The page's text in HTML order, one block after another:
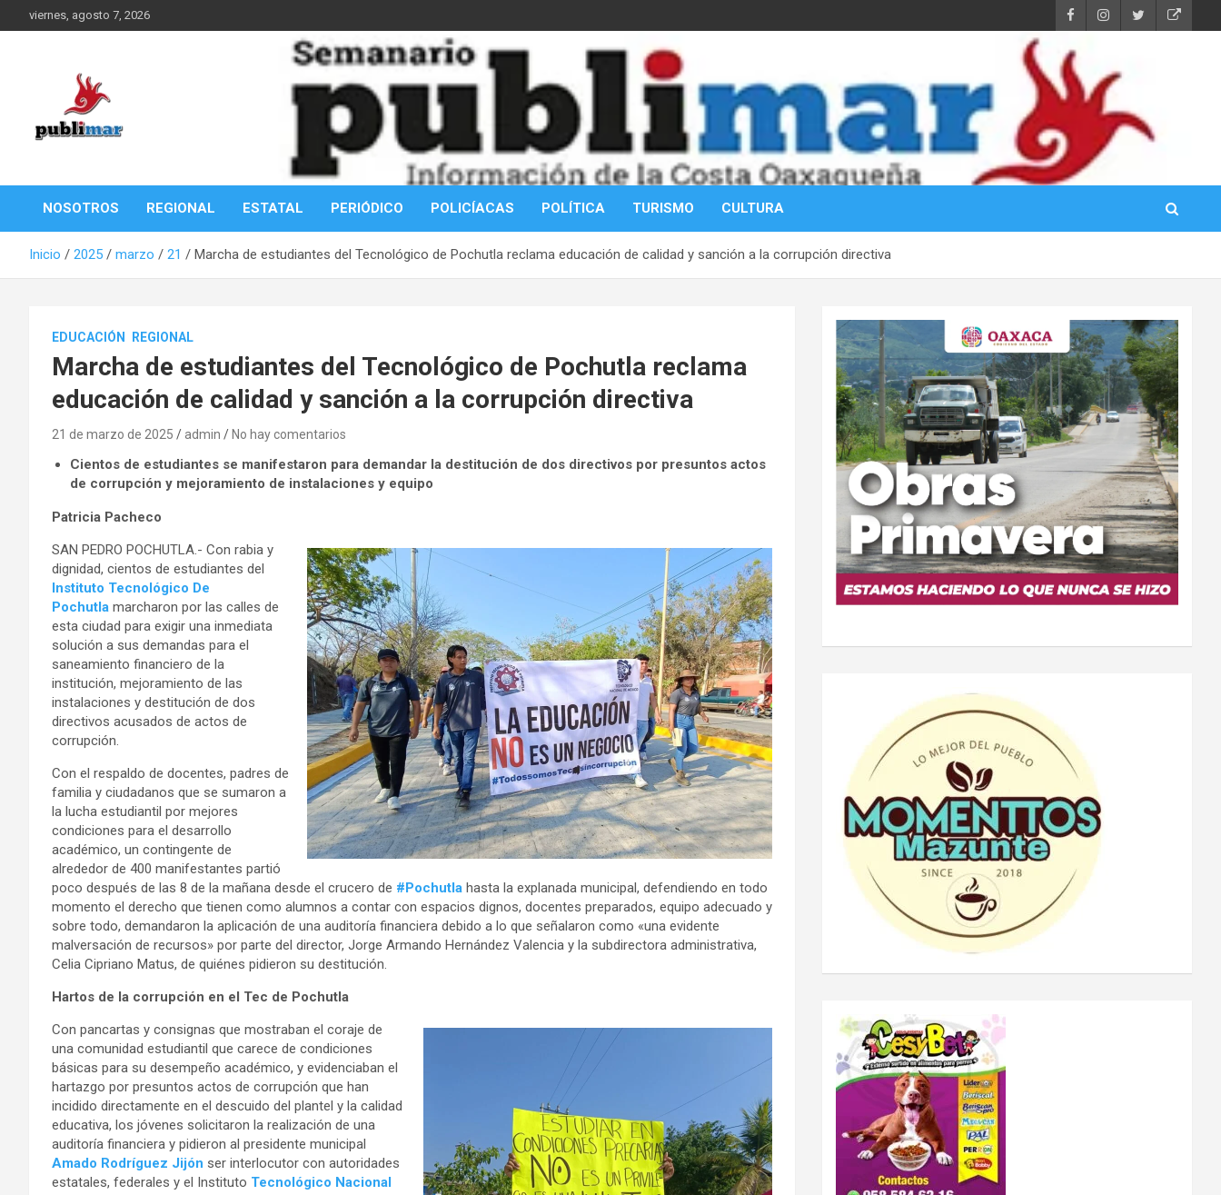
al
viernes, agosto 7, 2026
PubliMar
NOSOTROS REGIONAL ESTATAL PERIÓDICO POLICÍACAS POLÍTICA TURISMO CULTURA
Inicio 2025 marzo 21 Marcha de estudiantes del Tecnológico de Pochutla reclama educación de calidad y sanción a la corrupción directiva
EDUCACIÓN REGIONAL
Marcha de estudiantes del Tecnológico de Pochutla reclama
educación de calidad y sanción a la corrupción directiva
21 de marzo de 2025 admin No hay comentarios
Cientos de estudiantes se manifestaron para demandar la destitución de dos directivos por presuntos actos
de corrupción y mejoramiento de instalaciones y equipo
Patricia Pacheco
SAN PEDRO POCHUTLA.- Con rabia y
dignidad, cientos de estudiantes del
Instituto Tecnológico De
Pochutla marcharon por las calles de
esta ciudad para exigir una inmediata
solución a sus demandas para el
saneamiento financiero de la
institución, mejoramiento de las
instalaciones y destitución de dos
directivos acusados de actos de
corrupción.
Con el respaldo de docentes, padres de
familia y ciudadanos que se sumaron a
la lucha estudiantil por mejores
condiciones para el desarrollo
académico, un contingente de
alrededor de 400 manifestantes partió
poco después de las 8 de la mañana desde el crucero de #Pochutla hasta la explanada municipal, defendiendo en todo
momento el derecho que tienen como alumnos a contar con espacios dignos, docentes preparados, equipo adecuado y
sobre todo, demandaron la aplicación de una auditoría financiera debido a lo que señalaron como «una evidente
malversación de recursos» por parte del director, Jorge Armando Hernández Valencia y la subdirectora administrativa,
Celia Cipriano Matus, de quiénes pidieron su destitución.
Hartos de la corrupción en el Tec de Pochutla
Con pancartas y consignas que mostraban el coraje de
una comunidad estudiantil que carece de condiciones
básicas para su desempeño académico, y evidenciaban el
hartazgo por presuntos actos de corrupción que han
incidido directamente en el descuido del plantel y la calidad
educativa, los jóvenes solicitaron la realización de una
auditoría financiera y pidieron al presidente municipal
Amado Rodríguez Jijón ser interlocutor con autoridades
estatales, federales y el Instituto Tecnológico Nacional